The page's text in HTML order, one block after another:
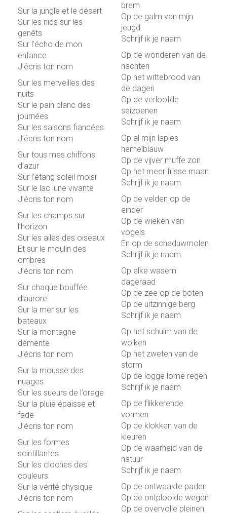
Sur la jungle et le désert
Sur les nids sur les
genêts
Sur l’écho de mon
enfance
J’écris ton nom
Sur les merveilles des
nuits
Sur le pain blanc des
journées
Sur les saisons fiancées
J’écris ton nom
Sur tous mes chiffons
d’azur
Sur l’étang soleil moisi
Sur le lac lune vivante
J’écris ton nom
Sur les champs sur
l’horizon
Sur les ailes des oiseaux
Et sur le moulin des
ombres
J’écris ton nom
Sur chaque bouffée
d’aurore
Sur la mer sur les
bateaux
Sur la montagne
démente
J’écris ton nom
Sur la mousse des
nuages
Sur les sueurs de l’orage
Sur la pluie épaisse et
fade
J’écris ton nom
Sur les formes
scintillantes
Sur les cloches des
couleurs
Sur la vérité physique
J’écris ton nom
brem
Op de galm van mijn
jeugd
Schrijf ik je naam
Op de wonderen van de
nachten
Op het wittebrood van
de dagen
Op de verloofde
seizoenen
Schrijf ik je naam
Op al mijn lapjes
hemelblauw
Op de vijver muffe zon
Op het meer frisse maan
Schrijf ik je naam
Op de velden op de
einder
Op de wieken van
vogels
En op de schaduwmolen
Schrijf ik je naam
Op elke wasem
dageraad
Op de zee op de boten
Op de uitzinnige berg
Schrijf ik je naam
Op het schuim van de
wolken
Op het zweten van de
storm
Op de logge lome regen
Schrijf ik je naam
Op de flikkerende
vormen
Op de klokken van de
kleuren
Op de waarheid van de
natuur
Schrijf ik je naam
Op de ontwaakte paden
Op de ontplooide wegen
Op de overvolle pleinen